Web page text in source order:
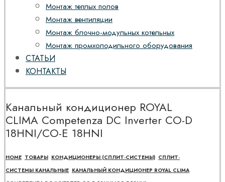
Монтаж теплых полов
Монтаж вентиляции
Монтаж блочно-модульных котельных
Монтаж промхолодильного оборудования
СТАТЬИ
КОНТАКТЫ
Канальный кондиционер ROYAL
CLIMA Competenza DC Inverter CO-D
18HNI/CO-E 18HNI
HOME ТОВАРЫ КОНДИЦИОНЕРЫ (СПЛИТ-СИСТЕМЫ) СПЛИТ-
СИСТЕМЫ КАНАЛЬНЫЕ КАНАЛЬНЫЙ КОНДИЦИОНЕР ROYAL CLIMA